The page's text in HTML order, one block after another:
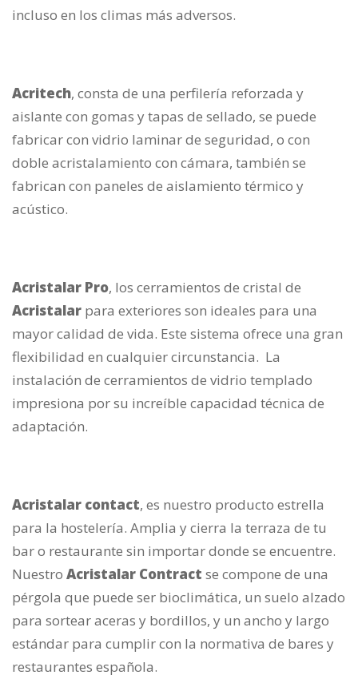
incluso en los climas más adversos.
Acritech, consta de una perfilería reforzada y
aislante con gomas y tapas de sellado, se puede
fabricar con vidrio laminar de seguridad, o con
doble acristalamiento con cámara, también se
fabrican con paneles de aislamiento térmico y
acústico.
Acristalar Pro, los cerramientos de cristal de
Acristalar para exteriores son ideales para una
mayor calidad de vida. Este sistema ofrece una gran
flexibilidad en cualquier circunstancia. La
instalación de cerramientos de vidrio templado
impresiona por su increíble capacidad técnica de
adaptación.
Acristalar contact, es nuestro producto estrella
para la hostelería. Amplia y cierra la terraza de tu
bar o restaurante sin importar donde se encuentre.
Nuestro Acristalar Contract se compone de una
pérgola que puede ser bioclimática, un suelo alzado
para sortear aceras y bordillos, y un ancho y largo
estándar para cumplir con la normativa de bares y
restaurantes española.